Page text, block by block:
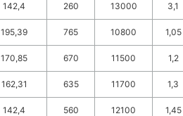
142,4 260 13000 3,1
195,39 765 10800 1,05
170,85 670 11500 1,2
162,31 635 11700 1,3
142,4 560 12100 1,45